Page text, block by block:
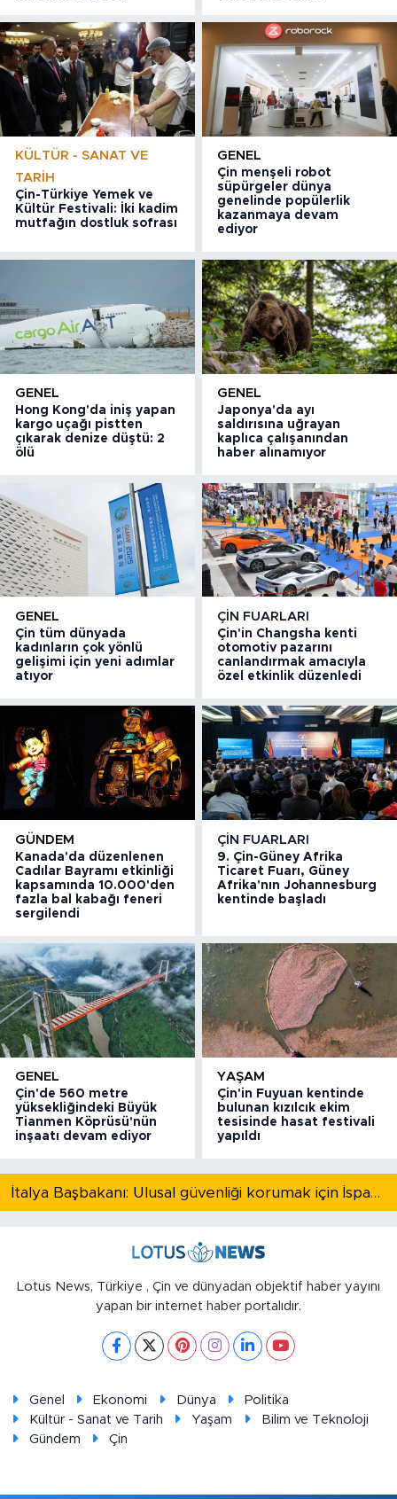
KÜLTÜR - SANAT VE
TARIH
Çin-Türkiye Yemek ve
Kültür Festivali: İki kadim
mutfağın dostluk sofrası
GENEL
Çin menşeli robot
süpürgeler dünya
genelinde popülerlik
kazanmaya devam
ediyor
GENEL
Hong Kong'da iniş yapan
kargo uçağı pistten
çıkarak denize düştü: 2
ölü
GENEL
Japonya'da ayı
saldırısına uğrayan
kaplıca çalışanından
haber alınamıyor
GENEL
Çin tüm dünyada
kadınların çok yönlü
gelişimi için yeni adımlar
atıyor
ÇIN FUARLARI
Çin'in Changsha kenti
otomotiv pazarını
canlandırmak amacıyla
özel etkinlik düzenledi
GÜNDEM
Kanada'da düzenlenen
Cadılar Bayramı etkinliği
kapsamında 10.000'den
fazla bal kabağı feneri
sergilendi
ÇIN FUARLARI
9. Çin-Güney Afrika
Ticaret Fuarı, Güney
Afrika'nın Johannesburg
kentinde başladı
GENEL
Çin'de 560 metre
yüksekliğindeki Büyük
Tianmen Köprüsü'nün
inşaatı devam ediyor
YAŞAM
Çin'in Fuyuan kentinde
bulunan kızılcık ekim
tesisinde hasat festivali
yapıldı
İtalya Başbakanı: Ulusal güvenliği korumak için İspanya ile Schengen kapsamındaki serbest dolaşımı askıya alıyoruz
Lotus News, Türkiye , Çin ve dünyadan objektif haber yayını
yapan bir internet haber portalıdır.
Genel Ekonomi Dünya
Politika
Kültür - Sanat ve Tarih
Yaşam
Bilim ve Teknoloji
Gündem
Çin